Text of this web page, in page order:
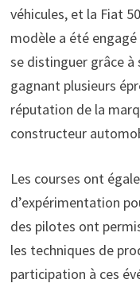
véhicules, et la Fiat
modèle a été engagé
se distinguer grâce à
gagnant plusieurs
réputation de la
constructeur
Les courses ont
d’expérimentation
des pilotes ont
les techniques de
participation à ces